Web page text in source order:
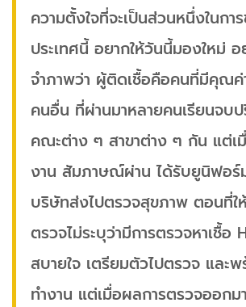
ความตั้งใจที่จะเป็นส่วนหนึ่งในกา
ประเทศนี้ อยากให้วันนี้มองใหม่
จำภาพว่า ผู้ติดเชื้อคือคนที่มีคุณค่
คนอื่น ที่ผ่านมาหลายคนเรียนจบ
คณะต่าง ๆ สาขาต่าง ๆ กัน แต่เ
งาน สัมภาษณ์ผ่าน ได้รับยูนิฟอร์
บริษัทส่งไปตรวจสุขภาพ ตอนที่ใ
ตรวจไม่ระบุว่ามีการตรวจหาเชื้อ
สบายใจ เตรียมตัวไปตรวจ และพ
ทำงาน แต่เมื่อผลการตรวจออก